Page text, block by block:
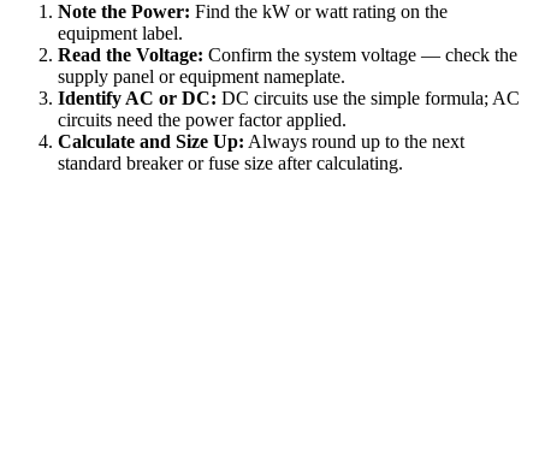
Note the Power: Find the kW or watt rating on the
equipment label.
Read the Voltage: Confirm the system voltage — check the
supply panel or equipment nameplate.
Identify AC or DC: DC circuits use the simple formula; AC
circuits need the power factor applied.
Calculate and Size Up: Always round up to the next
standard breaker or fuse size after calculating.